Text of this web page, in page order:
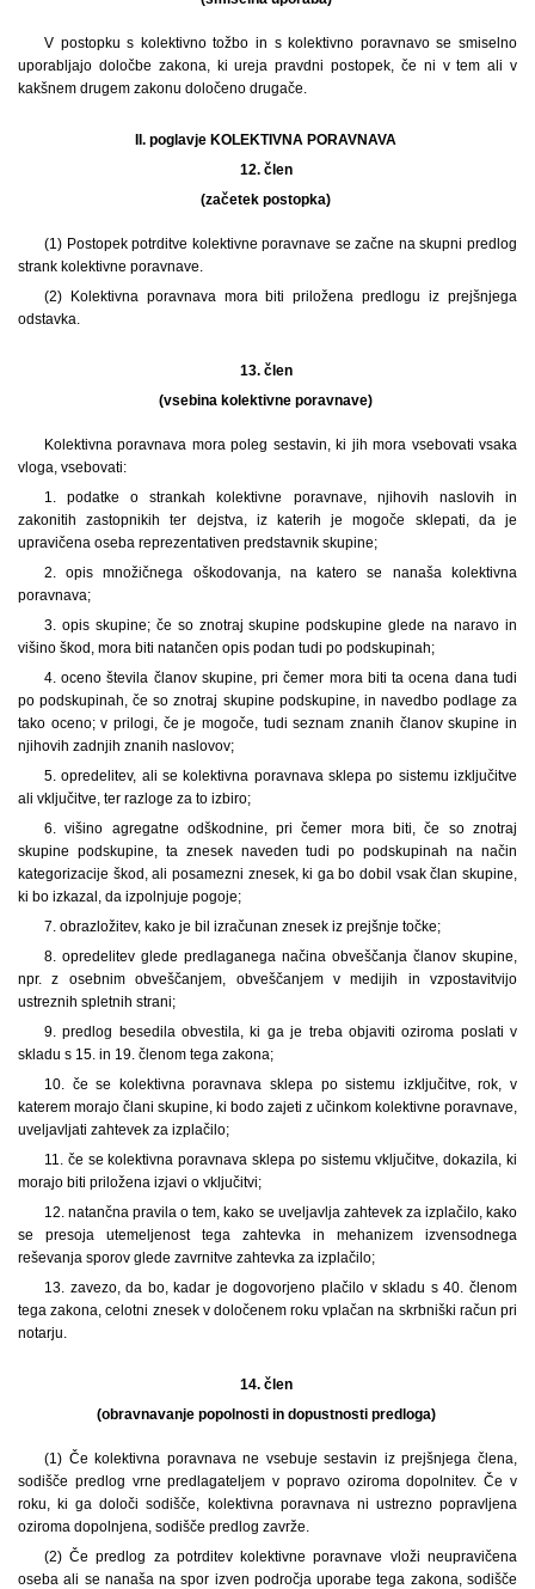
V postopku s kolektivno tožbo in s kolektivno poravnavo se smiselno
uporabljajo določbe zakona, ki ureja pravdni postopek, če ni v tem ali v
kakšnem drugem zakonu določeno drugače.
II. poglavje KOLEKTIVNA PORAVNAVA
12. člen
(začetek postopka)
(1) Postopek potrditve kolektivne poravnave se začne na skupni predlog
strank kolektivne poravnave.
(2) Kolektivna poravnava mora biti priložena predlogu iz prejšnjega
odstavka.
13. člen
(vsebina kolektivne poravnave)
Kolektivna poravnava mora poleg sestavin, ki jih mora vsebovati vsaka
vloga, vsebovati:
1. podatke o strankah kolektivne poravnave, njihovih naslovih in
zakonitih zastopnikih ter dejstva, iz katerih je mogoče sklepati, da je
upravičena oseba reprezentativen predstavnik skupine;
2. opis množičnega oškodovanja, na katero se nanaša kolektivna
poravnava;
3. opis skupine; če so znotraj skupine podskupine glede na naravo in
višino škod, mora biti natančen opis podan tudi po podskupinah;
4. oceno števila članov skupine, pri čemer mora biti ta ocena dana tudi
po podskupinah, če so znotraj skupine podskupine, in navedbo podlage za
tako oceno; v prilogi, če je mogoče, tudi seznam znanih članov skupine in
njihovih zadnjih znanih naslovov;
5. opredelitev, ali se kolektivna poravnava sklepa po sistemu izključitve
ali vključitve, ter razloge za to izbiro;
6. višino agregatne odškodnine, pri čemer mora biti, če so znotraj
skupine podskupine, ta znesek naveden tudi po podskupinah na način
kategorizacije škod, ali posamezni znesek, ki ga bo dobil vsak član skupine,
ki bo izkazal, da izpolnjuje pogoje;
7. obrazložitev, kako je bil izračunan znesek iz prejšnje točke;
8. opredelitev glede predlaganega načina obveščanja članov skupine,
npr. z osebnim obveščanjem, obveščanjem v medijih in vzpostavitvijo
ustreznih spletnih strani;
9. predlog besedila obvestila, ki ga je treba objaviti oziroma poslati v
skladu s 15. in 19. členom tega zakona;
10. če se kolektivna poravnava sklepa po sistemu izključitve, rok, v
katerem morajo člani skupine, ki bodo zajeti z učinkom kolektivne poravnave,
uveljavljati zahtevek za izplačilo;
11. če se kolektivna poravnava sklepa po sistemu vključitve, dokazila, ki
morajo biti priložena izjavi o vključitvi;
12. natančna pravila o tem, kako se uveljavlja zahtevek za izplačilo, kako
se presoja utemeljenost tega zahtevka in mehanizem izvensodnega
reševanja sporov glede zavrnitve zahtevka za izplačilo;
13. zavezo, da bo, kadar je dogovorjeno plačilo v skladu s 40. členom
tega zakona, celotni znesek v določenem roku vplačan na skrbniški račun pri
notarju.
14. člen
(obravnavanje popolnosti in dopustnosti predloga)
(1) Če kolektivna poravnava ne vsebuje sestavin iz prejšnjega člena,
sodišče predlog vrne predlagateljem v popravo oziroma dopolnitev. Če v
roku, ki ga določi sodišče, kolektivna poravnava ni ustrezno popravljena
oziroma dopolnjena, sodišče predlog zavrže.
(2) Če predlog za potrditev kolektivne poravnave vloži neupravičena
oseba ali se nanaša na spor izven področja uporabe tega zakona, sodišče